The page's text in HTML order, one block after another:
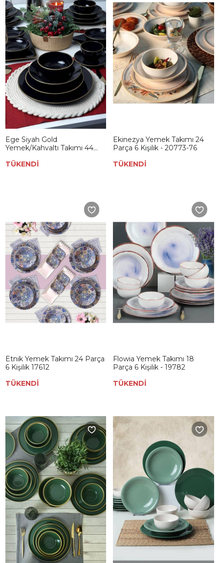
Ege Siyah Gold
Yemek/Kahvaltı Takımı 44
TÜKENDİ
Ekinezya Yemek Takımı 24
Parça 6 Kişilik - 20773-76
TÜKENDİ
Etnik Yemek Takımı 24 Parça
6 Kişilik 17612
TÜKENDİ
Flowia Yemek Takımı 18
Parça 6 Kişilik - 19782
TÜKENDİ